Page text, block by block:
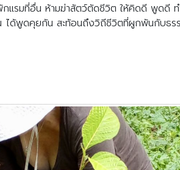
Search
for: Search
รมที่อื่น ห้ามฆ่าสัตว์ตัดชีวิต ให้คิดดี พูดดี ท
ด้พูดคุยกัน สะท้อนถึงวิถีชีวิตที่ผูกพันกับธร